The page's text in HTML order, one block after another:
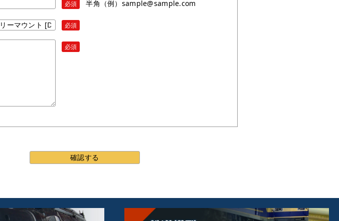
必須 半角（例）sample@sample.com
必須
必須